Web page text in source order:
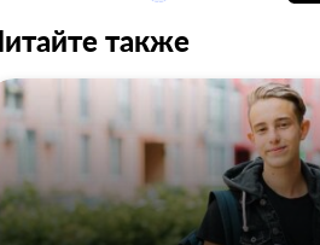
также